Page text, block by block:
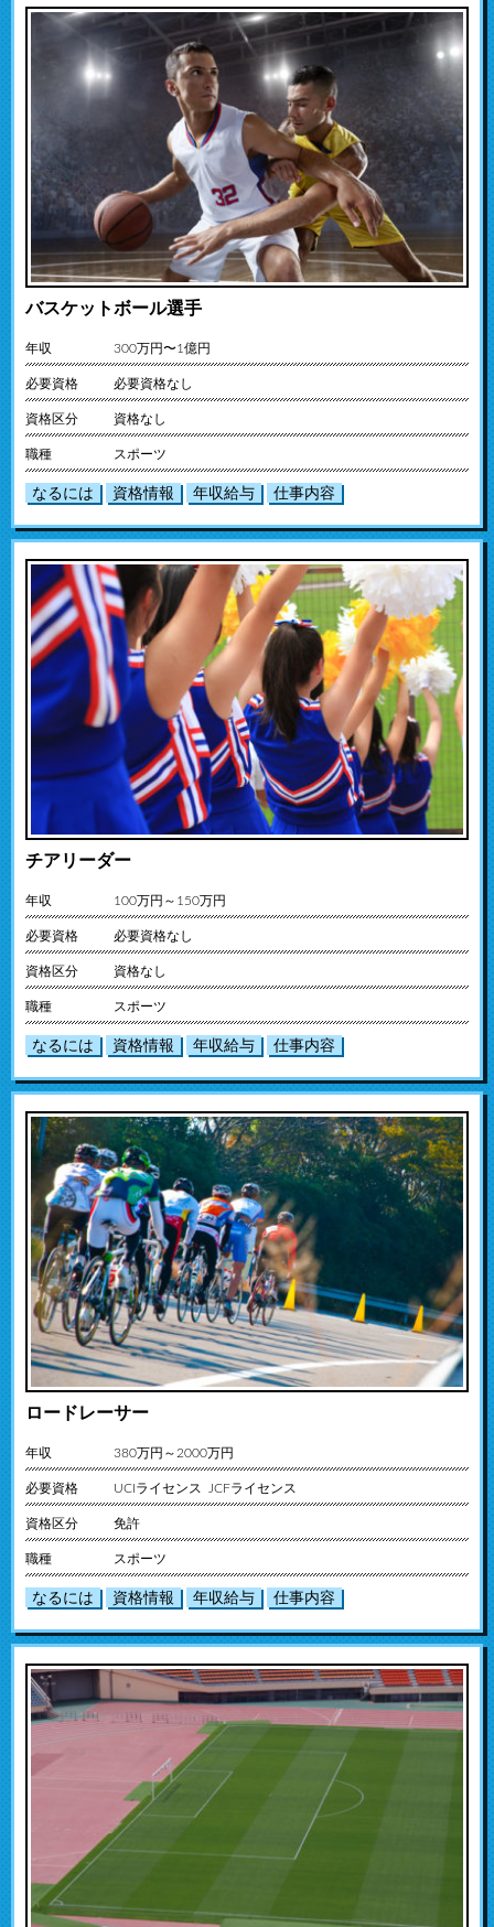
バスケットボール選手
年収 300万円〜1億円
必要資格 必要資格なし
資格区分 資格なし
職種 スポーツ
なるには 資格情報 年収給与 仕事内容
チアリーダー
年収 100万円～150万円
必要資格 必要資格なし
資格区分 資格なし
職種 スポーツ
なるには 資格情報 年収給与 仕事内容
ロードレーサー
年収 380万円～2000万円
必要資格 UCIライセンス JCFライセンス
資格区分 免許
職種 スポーツ
なるには 資格情報 年収給与 仕事内容